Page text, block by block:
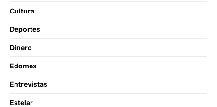
Cultura
Deportes
Dinero
Edomex
Entrevistas
Estelar